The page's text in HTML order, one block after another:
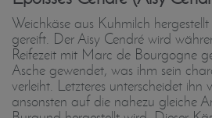
Weichkäse aus Kuhmilch
gereift. Der Aisy Cendré wird
Reifezeit mit Marc de Bourgogne
Asche gewendet, was ihm sein
verleiht. Letzteres unterscheidet ihn
ansonsten auf die nahezu gleiche